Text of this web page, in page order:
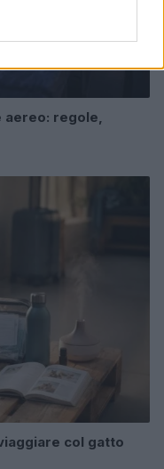
aereo: regole,
col gatto